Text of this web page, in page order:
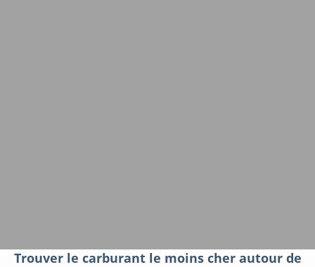
Trouver le carburant le moins cher autour de